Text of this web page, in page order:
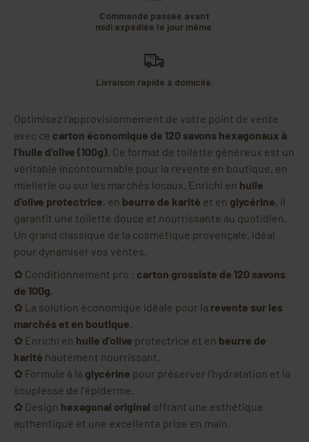
Commande passée avant
midi expédiée le jour même.
Livraison rapide à domicile.
Optimisez l'approvisionnement de votre point de vente
avec ce carton économique de 120 savons hexagonaux à
l'huile d'olive (100g). Ce format de toilette généreux est un
véritable incontournable pour la revente en boutique, en
miellerie ou sur les marchés locaux. Enrichi en huile
d'olive protectrice, en beurre de karité et en glycérine, il
garantit une toilette douce et nourrissante au quotidien.
Un grand classique de la cosmétique provençale, idéal
pour dynamiser vos ventes.
✿ Conditionnement pro : carton grossiste de 120 savons
de 100g.
✿ La solution économique idéale pour la revente sur les
marchés et en boutique.
✿ Enrichi en huile d'olive protectrice et en beurre de
karité hautement nourrissant.
✿ Formule à la glycérine pour préserver l'hydratation et la
souplesse de l'épiderme.
✿ Design hexagonal original offrant une esthétique
authentique et une excellente prise en main.